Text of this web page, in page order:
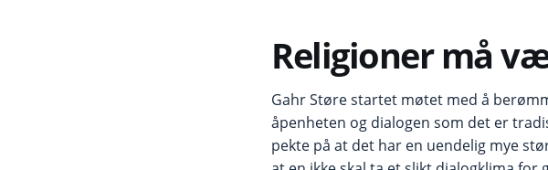
Religioner må
Gahr Støre startet møtet med å
åpenheten og dialogen som det er
pekte på at det har en uendelig mye